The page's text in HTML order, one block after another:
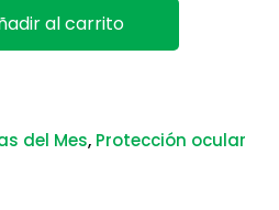
Portwest cantidad
al carrito
del Mes, Protección ocular